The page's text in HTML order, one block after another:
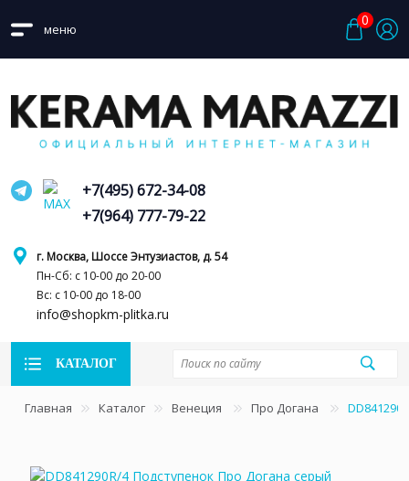
меню
0
г. Москва, Шоссе Энтузиастов, д. 54
Пн-Сб: с 10-00 до 20-00
Вс: с 10-00 до 18-00
info@shopkm-plitka.ru
+7(495) 672-34-08
+7(964) 777-79-22
КАТАЛОГ
Главная Каталог Венеция Про Догана